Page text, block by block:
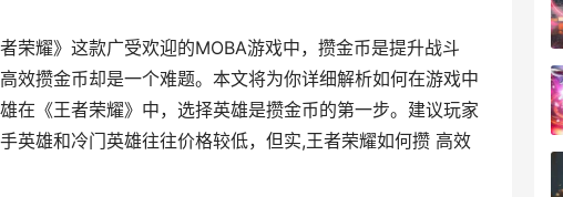
荣耀》这款广受欢迎的MOBA游戏中，攒金币是提升战斗
效攒金币却是一个难题。本文将为你详细解析如何在游戏中
在《王者荣耀》中，选择英雄是攒金币的第一步。建议玩家
英雄和冷门英雄往往价格较低，但实,王者荣耀如何攒 高效